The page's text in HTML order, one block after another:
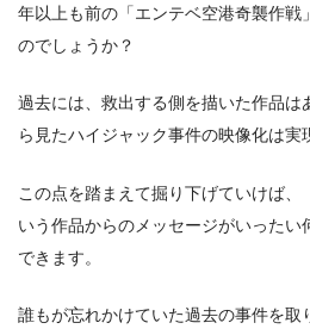
年以上も前の「エンテベ空港奇襲作戦
のでしょうか？
過去には、救出する側を描いた作品は
ら見たハイジャック事件の映像化は実
この点を踏まえて掘り下げていけば、
いう作品からのメッセージがいったい
できます。
誰もが忘れかけていた過去の事件を取